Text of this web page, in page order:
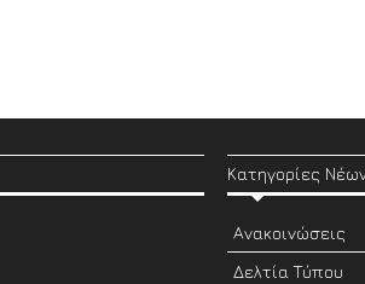
Κατηγορίες
Ανακοινώσεις
Δελτία Τύπου